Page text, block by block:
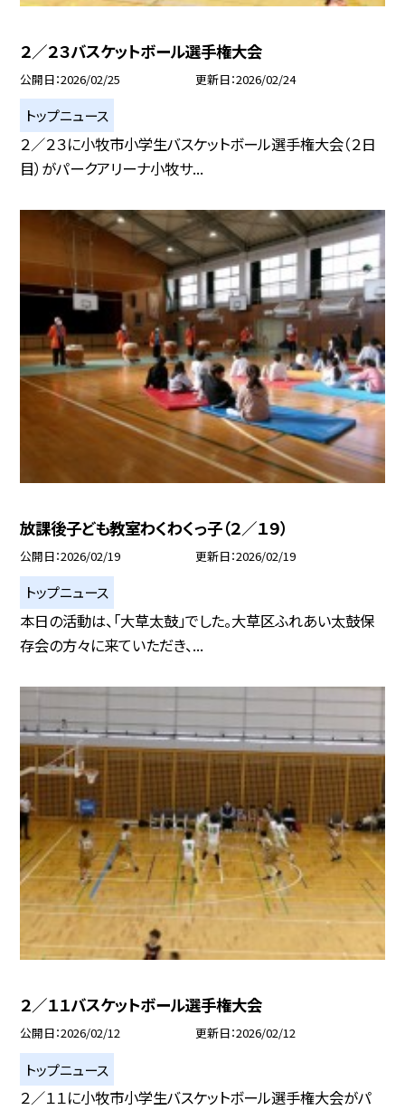
２／２３バスケットボール選手権大会
公開日 2026/02/25 更新日 2026/02/24
トップニュース
２／２３に小牧市小学生バスケットボール選手権大会（２日
目）がパークアリーナ小牧サ...
放課後子ども教室わくわくっ子（２／１９）
公開日 2026/02/19 更新日 2026/02/19
トップニュース
本日の活動は、「大草太鼓」でした。大草区ふれあい太鼓保
存会の方々に来ていただき、...
２／１１バスケットボール選手権大会
公開日 2026/02/12 更新日 2026/02/12
トップニュース
２／１１に小牧市小学生バスケットボール選手権大会がパ